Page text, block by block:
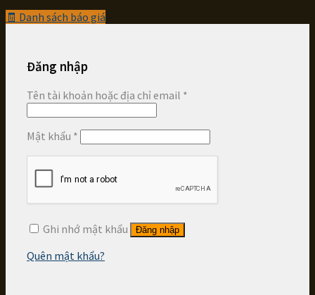
🧾 Danh sách báo giá
Đăng nhập
Tên tài khoản hoặc địa chỉ email *
Mật khẩu *
Ghi nhớ mật khẩu Đăng nhập
Quên mật khẩu?